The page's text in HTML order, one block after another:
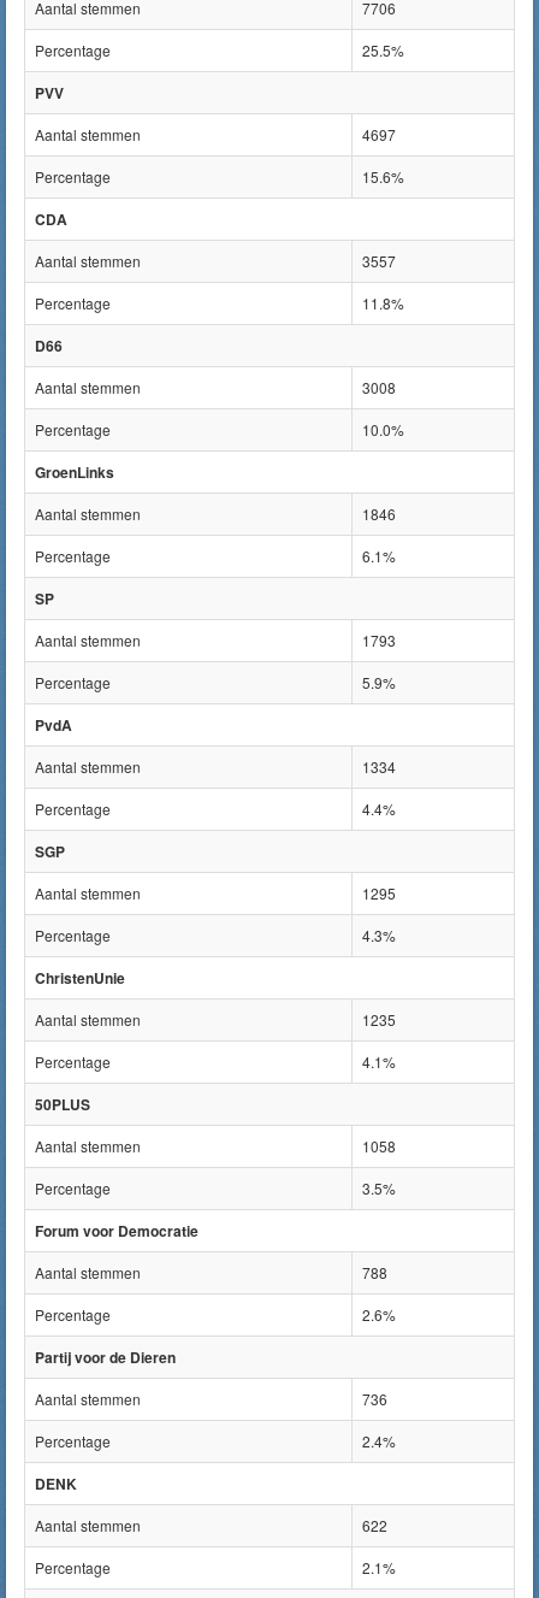
Aantal stemmen 7706
Percentage 25.5%
PVV
Aantal stemmen 4697
Percentage 15.6%
CDA
Aantal stemmen 3557
Percentage 11.8%
D66
Aantal stemmen 3008
Percentage 10.0%
GroenLinks
Aantal stemmen 1846
Percentage 6.1%
SP
Aantal stemmen 1793
Percentage 5.9%
PvdA
Aantal stemmen 1334
Percentage 4.4%
SGP
Aantal stemmen 1295
Percentage 4.3%
ChristenUnie
Aantal stemmen 1235
Percentage 4.1%
50PLUS
Aantal stemmen 1058
Percentage 3.5%
Forum voor Democratie
Aantal stemmen 788
Percentage 2.6%
Partij voor de Dieren
Aantal stemmen 736
Percentage 2.4%
DENK
Aantal stemmen 622
Percentage 2.1%